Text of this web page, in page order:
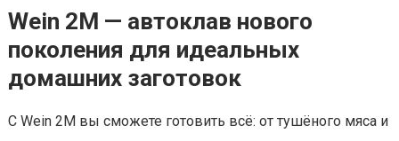
Wein 2М — автоклав нового
поколения для идеальных
домашних заготовок
С Wein 2М вы сможете готовить всё: от тушёного мяса и